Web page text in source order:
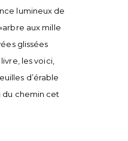
lumineux de
aux mille
glissées
les voici,
d’érable
du chemin cet